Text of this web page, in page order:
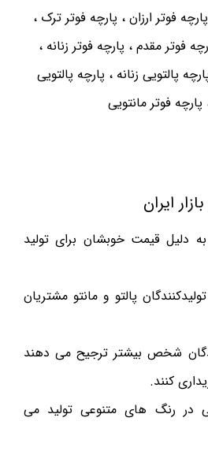
فوتر ارزان ، پارچه فوتر ترک ،
فوتر مقدم ، پارچه فوتر زنانه ،
پالتویی زنانه ، پارچه پالتویی
فوتر مانتویی
ایران
دلیل قیمت خوبشان برای تولید
پالتو و مانتو مشتریان
شخص بیشتر ترجیح می دهند
کنند.
در رنگ های متنوعی تولید می